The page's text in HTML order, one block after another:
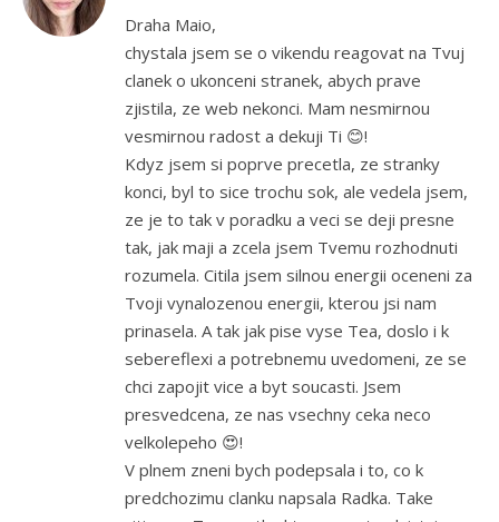
Draha Maio,
chystala jsem se o vikendu reagovat na Tvuj
clanek o ukonceni stranek, abych prave
zjistila, ze web nekonci. Mam nesmirnou
vesmirnou radost a dekuji Ti 😊!
Kdyz jsem si poprve precetla, ze stranky
konci, byl to sice trochu sok, ale vedela jsem,
ze je to tak v poradku a veci se deji presne
tak, jak maji a zcela jsem Tvemu rozhodnuti
rozumela. Citila jsem silnou energii oceneni za
Tvoji vynalozenou energii, kterou jsi nam
prinasela. A tak jak pise vyse Tea, doslo i k
sebereflexi a potrebnemu uvedomeni, ze se
chci zapojit vice a byt soucasti. Jsem
presvedcena, ze nas vsechny ceka neco
velkolepeho 😍!
V plnem zneni bych podepsala i to, co k
predchozimu clanku napsala Radka. Take